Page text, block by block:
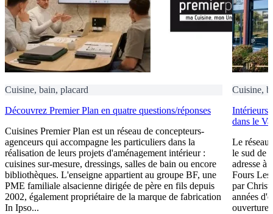
Cuisine, bain, placard
Découvrez Premier Plan en quatre questions/réponses
Cuisines Premier Plan est un réseau de concepteurs-
agenceurs qui accompagne les particuliers dans la
réalisation de leurs projets d'aménagement intérieur :
cuisines sur-mesure, dressings, salles de bain ou encore
bibliothèques. L'enseigne appartient au groupe BF, une
PME familiale alsacienne dirigée de père en fils depuis
2002, également propriétaire de la marque de fabrication
In Ipso...
Cuisine,
Intérieurs
dans le
Le réseau
le sud de
adresse à
Fours Les
par
années
ouverture